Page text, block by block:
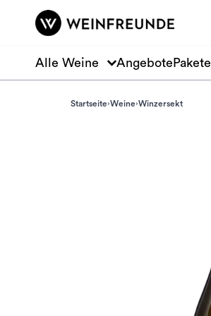
Zum Hauptinhalt springen
Alle Weine Angebote Pakete
Startseite Weine Winzersekt